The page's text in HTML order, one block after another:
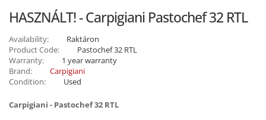
HASZNÁLT! - Carpigiani Pastochef 32 RTL
Availability:
Raktáron
Product Code:
Pastochef 32 RTL
Warranty:
1 year warranty
Brand:
Carpigiani
Condition:
Used
Carpigiani - Pastochef 32 RTL